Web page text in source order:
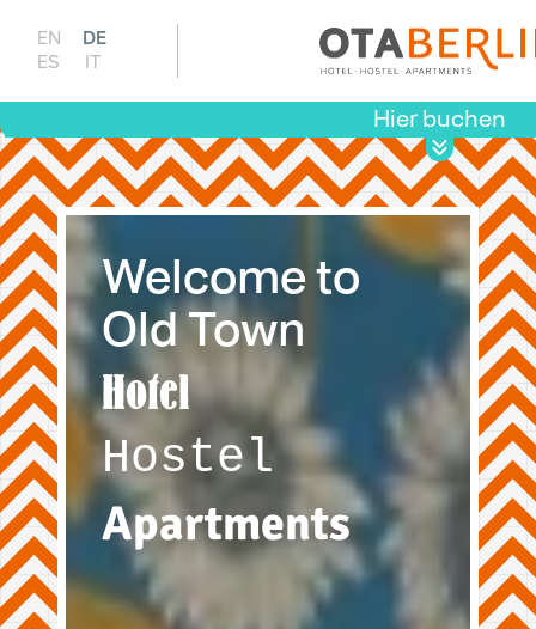
EN
DE
ES
IT
Hier buchen
Welcome to
Old Town
Hotel
Hostel
Apartments